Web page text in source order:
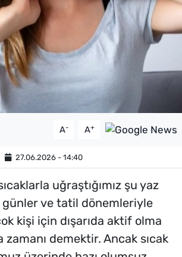
A- A+
27.06.2026 - 14:40
uğraştığımız şu yaz
günler ve tatil dönemleriyle
kişi için dışarıda aktif olma
demektir. Ancak sıcak